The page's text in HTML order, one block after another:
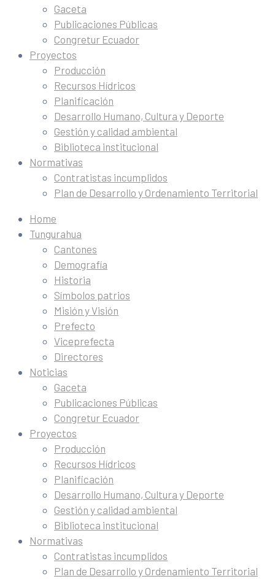
Gaceta
Publicaciones Públicas
Congretur Ecuador
Proyectos
Producción
Recursos Hídricos
Planificación
Desarrollo Humano, Cultura y Deporte
Gestión y calidad ambiental
Biblioteca institucional
Normativas
Contratistas incumplidos
Plan de Desarrollo y Ordenamiento Territorial
Home
Tungurahua
Cantones
Demografía
Historia
Símbolos patrios
Misión y Visión
Prefecto
Viceprefecta
Directores
Noticias
Gaceta
Publicaciones Públicas
Congretur Ecuador
Proyectos
Producción
Recursos Hídricos
Planificación
Desarrollo Humano, Cultura y Deporte
Gestión y calidad ambiental
Biblioteca institucional
Normativas
Contratistas incumplidos
Plan de Desarrollo y Ordenamiento Territorial